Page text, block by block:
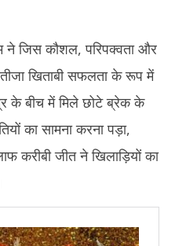
ने जिस कौशल, परिपक्वता और
खिताबी सफलता के रूप में
के बीच में मिले छोटे ब्रेक के
का सामना करना पड़ा,
करीबी जीत ने खिलाड़ियों का